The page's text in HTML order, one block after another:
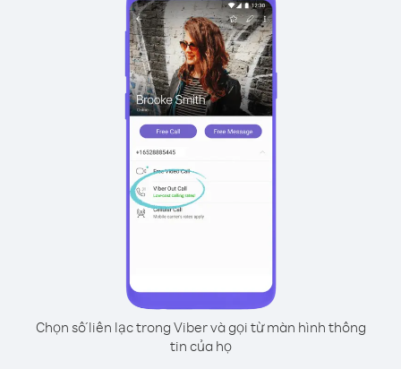
Chọn số liên lạc trong Viber và gọi từ màn hình thông
tin của họ